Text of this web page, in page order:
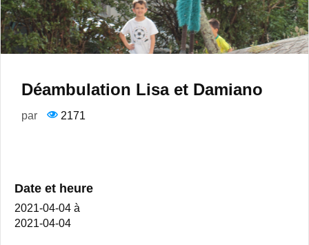
Déambulation Lisa et Damiano
par 2171
Date et heure
2021-04-04 à
2021-04-04